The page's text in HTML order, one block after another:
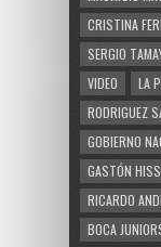
CRISTINA
SERGIO
VIDEO
LA
RODRIGUEZ
GOBIERNO
GASTÓN
RICARDO
BOCA